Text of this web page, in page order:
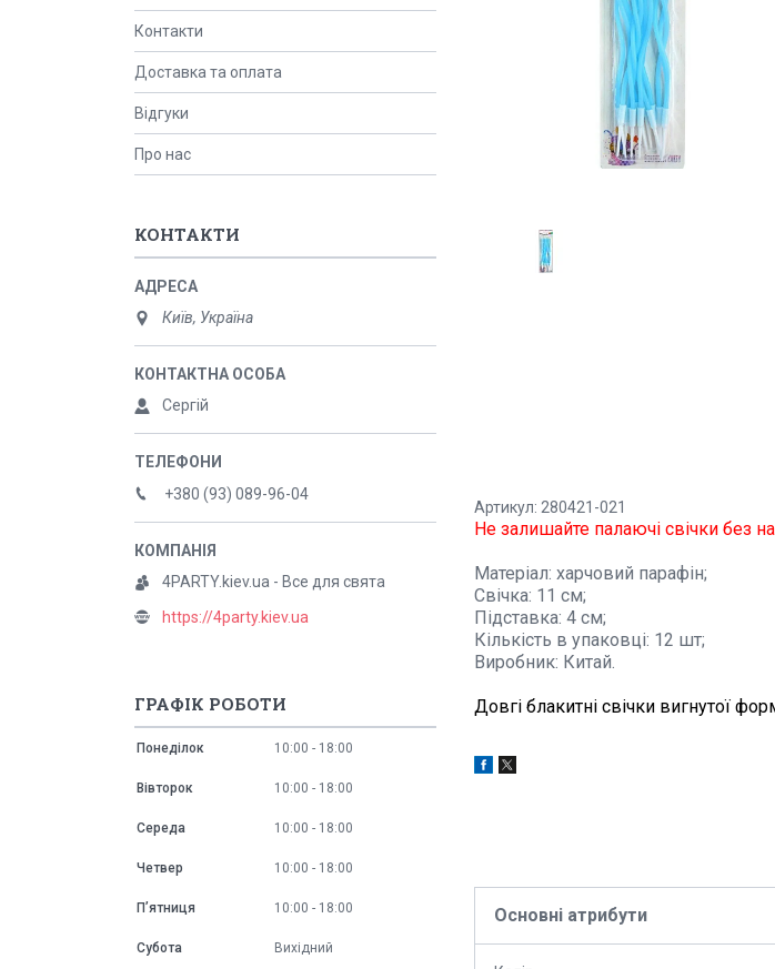
Артикул: 280421-021
Не залишайте палаючі свічки без
Матеріал: харчовий парафін;
Свічка: 11 см;
Підставка: 4 см;
Кількість в упаковці: 12 шт;
Виробник: Китай.
Довгі блакитні свічки вигнутої
Основні атрибути
Контакти
Доставка та оплата
Відгуки
Про нас
КОНТАКТИ
Київ, Україна
Сергій
+380 (93) 089-96-04
4PARTY.kiev.ua - Все для свята
https://4party.kiev.ua
ГРАФІК РОБОТИ
Понеділок 10:00 18:00
Вівторок 10:00 18:00
Середа 10:00 18:00
Четвер 10:00 18:00
Пʼятниця 10:00 18:00
Субота Вихідний